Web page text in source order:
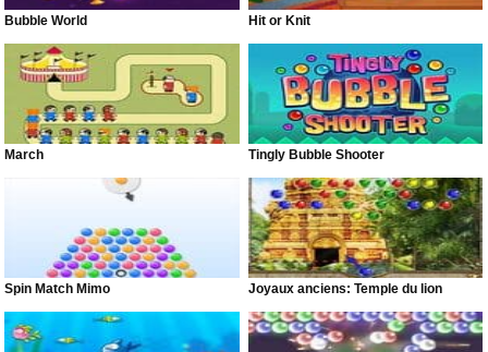
Bubble World Hit or Knit
March Tingly Bubble Shooter
Spin Match Mimo Joyaux anciens: Temple du lion